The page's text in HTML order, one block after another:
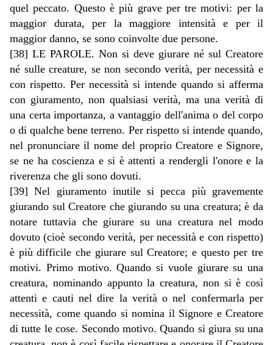
quel peccato. Questo è più grave per tre motivi: per la
maggior durata, per la maggiore intensità e per il
maggior danno, se sono coinvolte due persone.
[38] LE PAROLE. Non si deve giurare né sul Creatore
né sulle creature, se non secondo verità, per necessità e
con rispetto. Per necessità si intende quando si afferma
con giuramento, non qualsiasi verità, ma una verità di
una certa importanza, a vantaggio dell'anima o del corpo
o di qualche bene terreno. Per rispetto si intende quando,
nel pronunciare il nome del proprio Creatore e Signore,
se ne ha coscienza e si è attenti a rendergli l'onore e la
riverenza che gli sono dovuti.
[39] Nel giuramento inutile si pecca più gravemente
giurando sul Creatore che giurando su una creatura; è da
notare tuttavia che giurare su una creatura nel modo
dovuto (cioè secondo verità, per necessità e con rispetto)
è più difficile che giurare sul Creatore; e questo per tre
motivi. Primo motivo. Quando si vuole giurare su una
creatura, nominando appunto la creatura, non si è così
attenti e cauti nel dire la verità o nel confermarla per
necessità, come quando si nomina il Signore e Creatore
di tutte le cose. Secondo motivo. Quando si giura su una